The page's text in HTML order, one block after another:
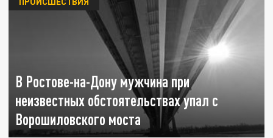
В Ростове-на-Дону мужчина при
неизвестных обстоятельствах упал с
Ворошиловского моста